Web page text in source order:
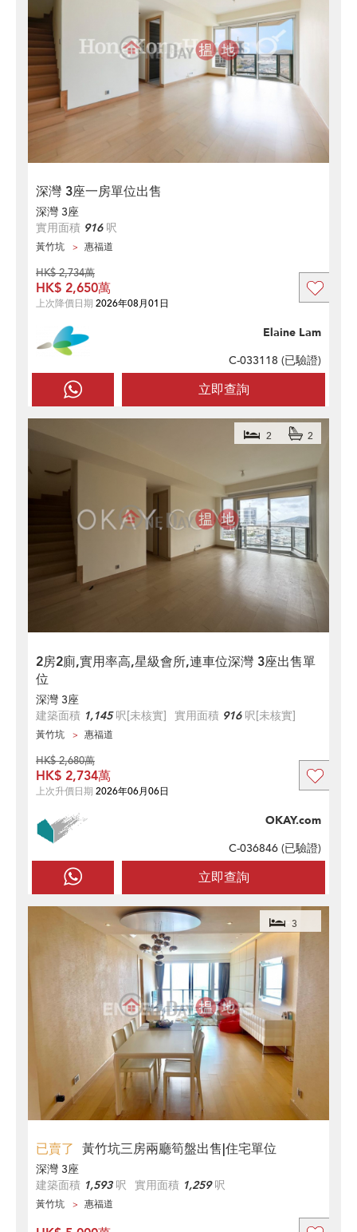
深灣 3座一房單位出售
深灣 3座
實用面積 916呎
黃竹坑 惠福道
立即查詢
Elaine Lam
C-033118 (已驗證)
HK$ 2,734萬
HK$ 2,650萬
上次降價日期 2026年08月01日
2房2廁,實用率高,星級會所,連車位深灣 3座出售單
位
2 2
深灣 3座
建築面積 1,145呎[未核實] 實用面積 916呎[未核實]
黃竹坑 惠福道
立即查詢
OKAY.com
C-036846 (已驗證)
HK$ 2,680萬
HK$ 2,734萬
上次升價日期 2026年06月06日
已賣了 黃竹坑三房兩廳筍盤出售|住宅單位
3
深灣 3座
建築面積 1,593呎 實用面積 1,259呎
黃竹坑 惠福道